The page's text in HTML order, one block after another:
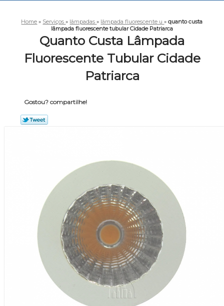
Home » Serviços» lâmpadas» lâmpada fluorescente u»quanto custa
lâmpada fluorescente tubular Cidade Patriarca
Quanto Custa Lâmpada
Fluorescente Tubular Cidade
Patriarca
Gostou? compartilhe!